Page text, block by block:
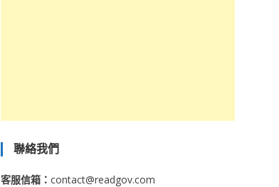
聯絡我們
客服信箱： contact@readgov.com